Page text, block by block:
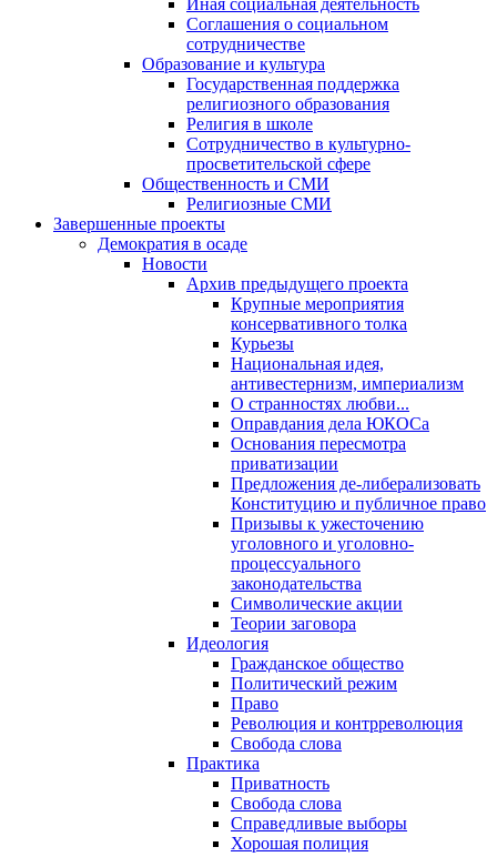
Иная социальная деятельность
Соглашения о социальном
сотрудничестве
Образование и культура
Государственная поддержка
религиозного образования
Религия в школе
Сотрудничество в культурно-
просветительской сфере
Общественность и СМИ
Религиозные СМИ
Завершенные проекты
Демократия в осаде
Новости
Архив предыдущего проекта
Крупные мероприятия
консервативного толка
Курьезы
Национальная идея,
антивестернизм, империализм
О странностях любви...
Оправдания дела ЮКОСа
Основания пересмотра
приватизации
Предложения де-либерализовать
Конституцию и публичное право
Призывы к ужесточению
уголовного и уголовно-
процессуального
законодательства
Символические акции
Теории заговора
Идеология
Гражданское общество
Политический режим
Право
Революция и контрреволюция
Свобода слова
Практика
Приватность
Свобода слова
Справедливые выборы
Хорошая полиция